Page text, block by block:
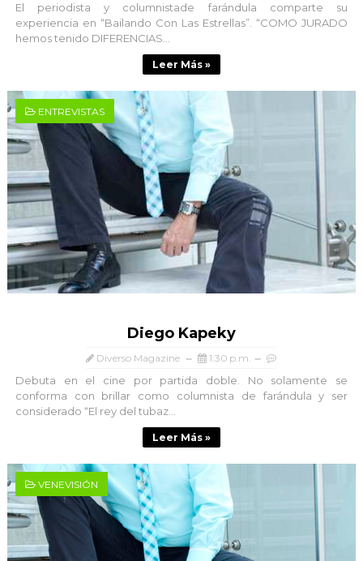
El periodista y columnistade farándula comparte su
experiencia en “Bailando Con Las Estrellas”. “COMO JURADO
hemos tenido DIFERENCIAS...
Leer Más »
ENTREVISTAS
Diego Kapeky
Diverso Magazine 1:30 p.m.
Debuta en el cine por partida doble. No solamente se
conforma con brillar como columnista de farándula y ser
considerado “El rey del tubaz...
Leer Más »
VENEVISIÓN